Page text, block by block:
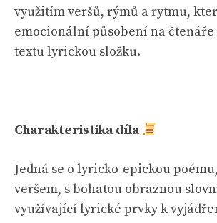
využitím veršů, rýmů a rytmu,
emocionální působení na čtenáře
textu lyrickou složku.
Charakteristika díla
Jedná se o lyricko-epickou
veršem, s bohatou obraznou
využívající lyrické prvky k